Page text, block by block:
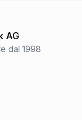
AG
dal 1998
Store